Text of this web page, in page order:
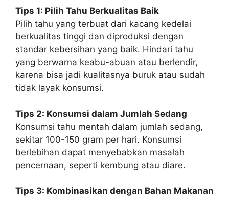
Tips 1: Pilih Tahu Berkualitas Baik
Pilih tahu yang terbuat dari kacang kedelai
berkualitas tinggi dan diproduksi dengan
standar kebersihan yang baik. Hindari tahu
yang berwarna keabu-abuan atau berlendir,
karena bisa jadi kualitasnya buruk atau sudah
tidak layak konsumsi.
Tips 2: Konsumsi dalam Jumlah Sedang
Konsumsi tahu mentah dalam jumlah sedang,
sekitar 100-150 gram per hari. Konsumsi
berlebihan dapat menyebabkan masalah
pencernaan, seperti kembung atau diare.
Tips 3: Kombinasikan dengan Bahan Makanan